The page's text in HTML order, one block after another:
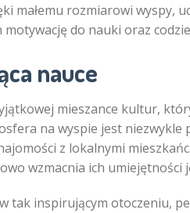
małemu rozmiarowi wyspy,
do nauki oraz
nauce
mieszance kultur,
na wyspie jest niezwykle
z lokalnymi
wzmacnia ich umiejętności
tak inspirującym otoczeniu,